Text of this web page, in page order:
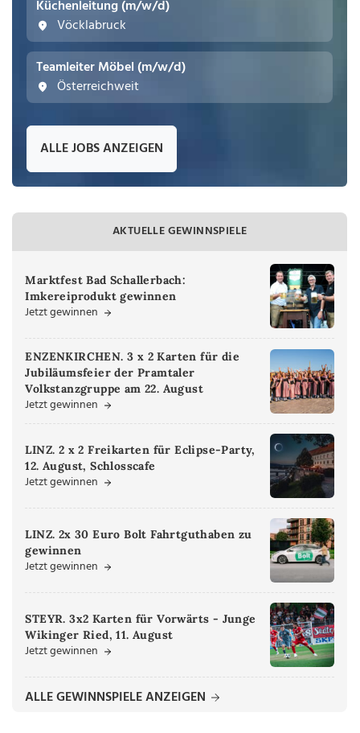
Küchenleitung (m/w/d)
Vöcklabruck
Teamleiter Möbel (m/w/d)
Österreichweit
ALLE JOBS ANZEIGEN
AKTUELLE GEWINNSPIELE
Marktfest Bad Schallerbach:
Imkereiprodukt gewinnen
Jetzt gewinnen
ENZENKIRCHEN. 3 x 2 Karten für die
Jubiläumsfeier der Pramtaler
Volkstanzgruppe am 22. August
Jetzt gewinnen
LINZ. 2 x 2 Freikarten für Eclipse-Party,
12. August, Schlosscafe
Jetzt gewinnen
LINZ. 2x 30 Euro Bolt Fahrtguthaben zu
gewinnen
Jetzt gewinnen
STEYR. 3x2 Karten für Vorwärts - Junge
Wikinger Ried, 11. August
Jetzt gewinnen
ALLE GEWINNSPIELE ANZEIGEN